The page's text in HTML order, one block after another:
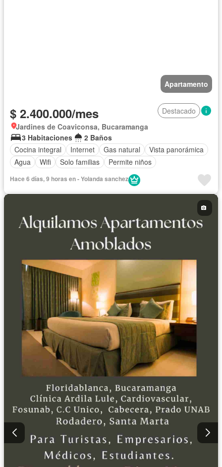
Apartamento
$ 2.400.000/mes
Destacado
Jardines de Coaviconsa, Bucaramanga
3 Habitaciones
2 Baños
Cocina integral
Internet Gas natural
Vista panorámica
Agua
Wifi Solo familias Permite niños
Hace 6 días, 9 horas en - Yolanda sanchez